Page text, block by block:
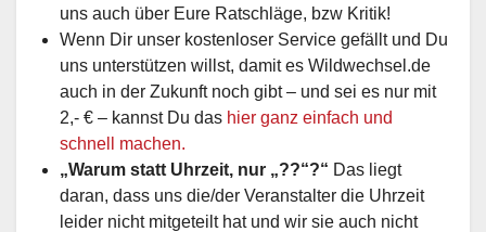
uns auch über Eure Ratschläge, bzw Kritik!
Wenn Dir unser kostenloser Service gefällt und Du
uns unterstützen willst, damit es Wildwechsel.de
auch in der Zukunft noch gibt – und sei es nur mit
2,- € – kannst Du das hier ganz einfach und
schnell machen.
„Warum statt Uhrzeit, nur „??“?“ Das liegt
daran, dass uns die/der Veranstalter die Uhrzeit
leider nicht mitgeteilt hat und wir sie auch nicht